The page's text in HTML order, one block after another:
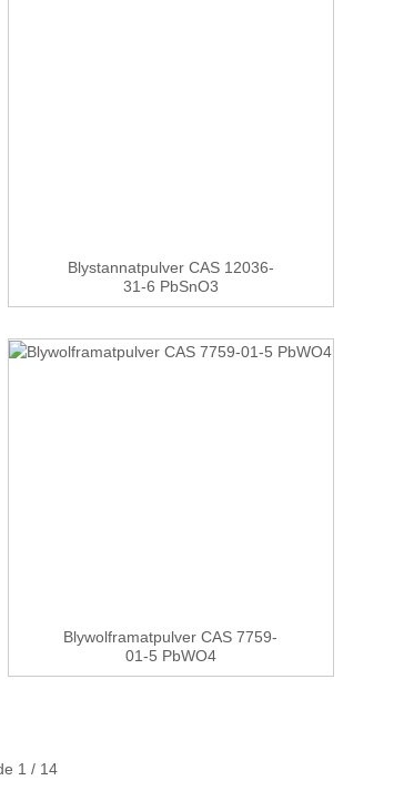
Blystannatpulver CAS 12036-
31-6 PbSnO3
Blywolframatpulver CAS 7759-
01-5 PbWO4
1 / 14